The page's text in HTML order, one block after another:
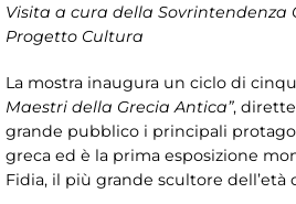
Visita a cura della Sovrintendenza
Progetto Cultura
La mostra inaugura un ciclo di
Maestri della Grecia Antica”,
grande pubblico i principali
greca ed è la prima esposizione
Fidia, il più grande scultore dell’età